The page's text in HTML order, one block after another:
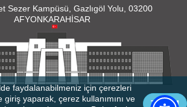
faydalanabilmeniz için çerezleri
giriş yaparak, çerez kullanımını ve
TAMAM
Sezer Kampüsü, Gazlıgöl Yolu, 03200
AFYONKARAHİSAR